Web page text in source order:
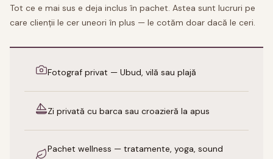
Tot ce e mai sus e deja inclus în pachet. Astea sunt lucruri pe
care clienții le cer uneori în plus — le cotăm doar dacă le ceri.
Fotograf privat — Ubud, vilă sau plajă
Zi privată cu barca sau croazieră la apus
Pachet wellness — tratamente, yoga, sound